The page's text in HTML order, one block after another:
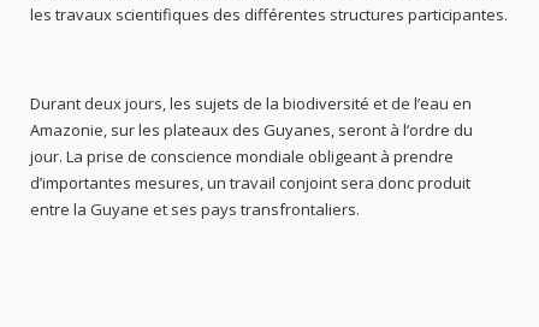
les travaux scientifiques des différentes structures participantes.
Durant deux jours, les sujets de la biodiversité et de l’eau en
Amazonie, sur les plateaux des Guyanes, seront à l’ordre du
jour. La prise de conscience mondiale obligeant à prendre
d’importantes mesures, un travail conjoint sera donc produit
entre la Guyane et ses pays transfrontaliers.